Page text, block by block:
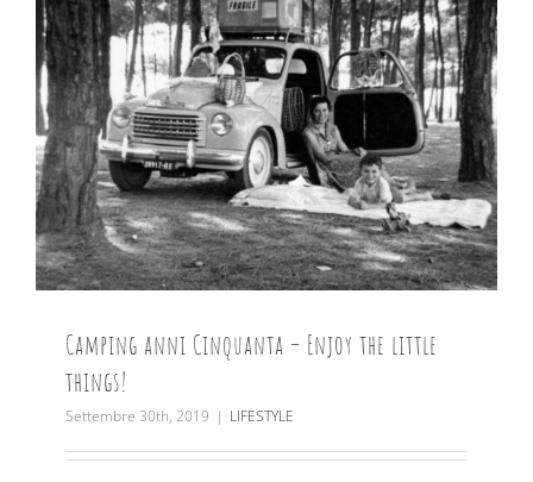
Camping anni Cinquanta – Enjoy the little
things!
Settembre 30th, 2019 | LIFESTYLE